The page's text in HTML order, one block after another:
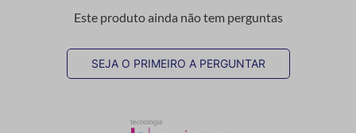
Este produto ainda não tem perguntas
SEJA O PRIMEIRO A PERGUNTAR